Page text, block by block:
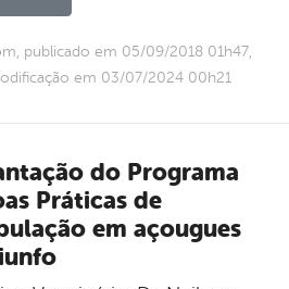
publicado em 05/09/2018 01h47,
em 03/07/2024 00h21
do Programa
Práticas de
em açougues